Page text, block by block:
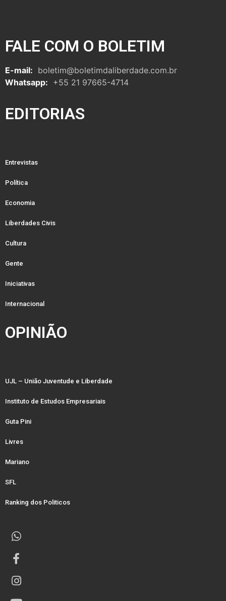
FALE COM O BOLETIM
E-mail: boletim@boletimdaliberdade.com.br
Whatsapp: +55 21 97665-4714
EDITORIAS
Entrevistas
Política
Economia
Liberdades Civis
Cultura
Gente
Iniciativas
Internacional
OPINIÃO
UJL – União Juventude e Liberdade
Instituto de Estudos Empresariais
Guta Pini
Livres
Mariano
SFL
Ranking dos Politicos